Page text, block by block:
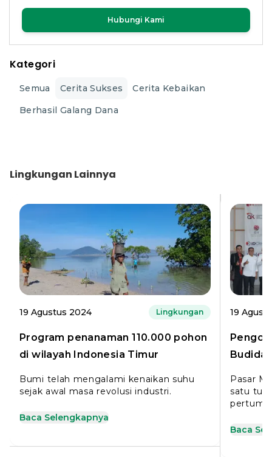
Hubungi Kami
Kategori
Semua Cerita Sukses
Cerita Kebaikan
Berhasil Galang Dana
Lingkungan Lainnya
19 Agustus 2024 Lingkungan
Program penanaman 110.000 pohon
di wilayah Indonesia Timur
Bumi telah mengalami kenaikan suhu
sejak awal masa revolusi industri.
Baca Selengkapnya
19
Pasar
satu
Baca